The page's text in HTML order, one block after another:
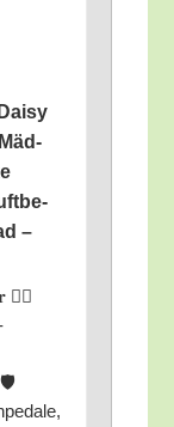
–
🚴‍♂️
🛡️